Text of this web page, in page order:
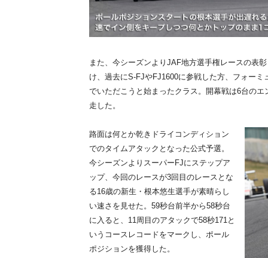
また、今シーズンよりJAF地方選手権レースの表
け、過去にS-FJやFJ1600に参戦した方、フォー
でいただこうと始まったクラス。開幕戦は6台の
走した。
路面は何とか乾きドライコンディション
でのタイムアタックとなった公式予選。
今シーズンよりスーパーFJにステップア
ップ、今回のレースが3回目のレースとな
る16歳の新生・根本悠生選手が素晴らし
い速さを見せた。59秒台前半から58秒台
に入ると、11周目のアタックで58秒171と
いうコースレコードをマークし、ポール
ポジションを獲得した。